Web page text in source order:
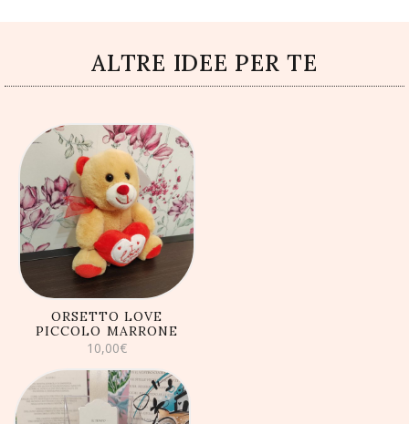
ALTRE IDEE PER TE
AGGIUNGI AL
CARRELLO
ORSETTO LOVE
PICCOLO MARRONE
10,00€